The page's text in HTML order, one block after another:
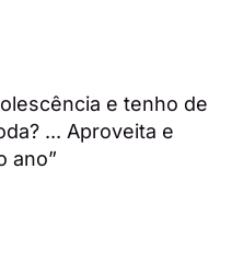
e tenho de
... Aproveita e
ano”